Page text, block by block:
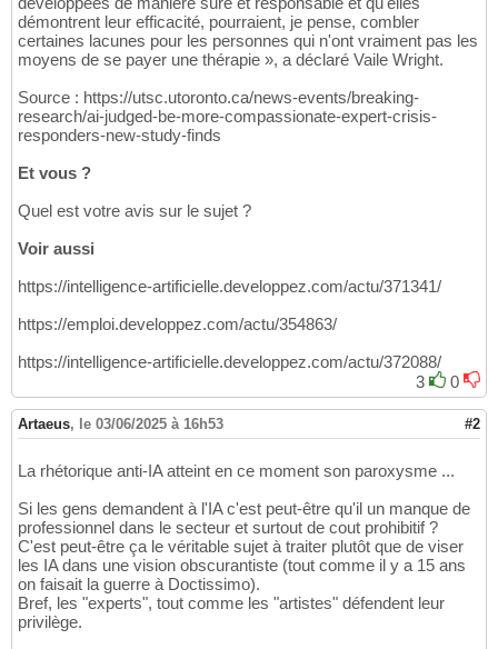
démontrent leur efficacité, pourraient, je pense, combler
certaines lacunes pour les personnes qui n'ont vraiment pas les
moyens de se payer une thérapie », a déclaré Vaile Wright.
Source : https://utsc.utoronto.ca/news-events/breaking-
research/ai-judged-be-more-compassionate-expert-crisis-
responders-new-study-finds
Et vous ?
Quel est votre avis sur le sujet ?
Voir aussi
https://intelligence-artificielle.developpez.com/actu/371341/
https://emploi.developpez.com/actu/354863/
https://intelligence-artificielle.developpez.com/actu/372088/
3
0
Artaeus, le 03/06/2025 à 16h53 #2
La rhétorique anti-IA atteint en ce moment son paroxysme ...
Si les gens demandent à l'IA c'est peut-être qu'il un manque de
professionnel dans le secteur et surtout de cout prohibitif ?
C'est peut-être ça le véritable sujet à traiter plutôt que de viser
les IA dans une vision obscurantiste (tout comme il y a 15 ans
on faisait la guerre à Doctissimo).
Bref, les "experts", tout comme les "artistes" défendent leur
privilège.